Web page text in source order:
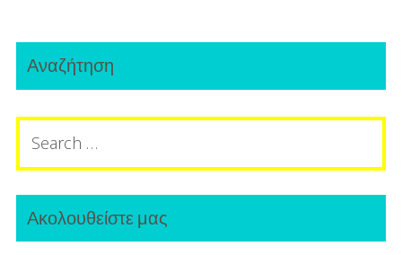
navigation
Primary
Sidebar
Αναζήτηση
Search
for:
Ακολουθείστε μας